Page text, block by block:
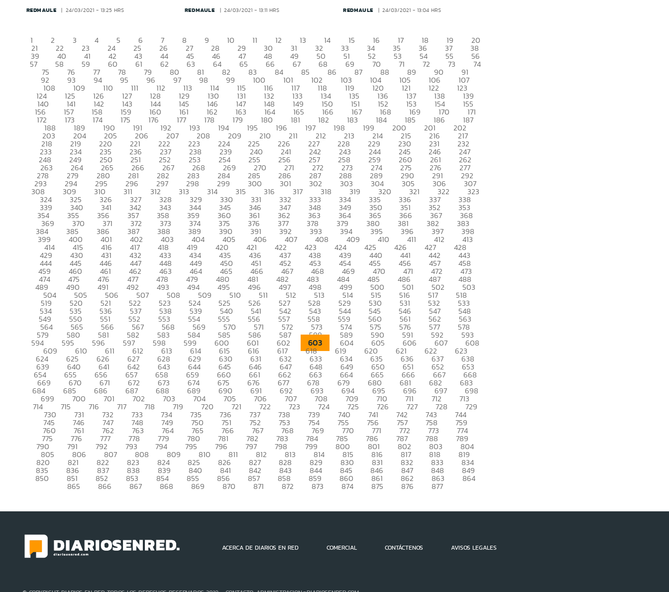
REDMAULE 24/03/2021 - 13:25 HRS REDMAULE 24/03/2021 - 13:11 HRS REDMAULE 24/03/2021 - 13:04 HRS
1 2 3 4 5 6 7 8 9 10 11 12 13 14 15 16 17 18 19 20
21 22 23 24 25 26 27 28 29 30 31 32 33 34 35 36 37 38
39 40 41 42 43 44 45 46 47 48 49 50 51 52 53 54 55 56
57 58 59 60 61 62 63 64 65 66 67 68 69 70 71 72 73 74
75 76 77 78 79 80 81 82 83 84 85 86 87 88 89 90 91
92 93 94 95 96 97 98 99 100 101 102 103 104 105 106 107
108 109 110 111 112 113 114 115 116 117 118 119 120 121 122 123
124 125 126 127 128 129 130 131 132 133 134 135 136 137 138 139
140 141 142 143 144 145 146 147 148 149 150 151 152 153 154 155
156 157 158 159 160 161 162 163 164 165 166 167 168 169 170 171
172 173 174 175 176 177 178 179 180 181 182 183 184 185 186 187
188 189 190 191 192 193 194 195 196 197 198 199 200 201 202
203 204 205 206 207 208 209 210 211 212 213 214 215 216 217
218 219 220 221 222 223 224 225 226 227 228 229 230 231 232
233 234 235 236 237 238 239 240 241 242 243 244 245 246 247
248 249 250 251 252 253 254 255 256 257 258 259 260 261 262
263 264 265 266 267 268 269 270 271 272 273 274 275 276 277
278 279 280 281 282 283 284 285 286 287 288 289 290 291 292
293 294 295 296 297 298 299 300 301 302 303 304 305 306 307
308 309 310 311 312 313 314 315 316 317 318 319 320 321 322 323
324 325 326 327 328 329 330 331 332 333 334 335 336 337 338
339 340 341 342 343 344 345 346 347 348 349 350 351 352 353
354 355 356 357 358 359 360 361 362 363 364 365 366 367 368
369 370 371 372 373 374 375 376 377 378 379 380 381 382 383
384 385 386 387 388 389 390 391 392 393 394 395 396 397 398
399 400 401 402 403 404 405 406 407 408 409 410 411 412 413
414 415 416 417 418 419 420 421 422 423 424 425 426 427 428
429 430 431 432 433 434 435 436 437 438 439 440 441 442 443
444 445 446 447 448 449 450 451 452 453 454 455 456 457 458
459 460 461 462 463 464 465 466 467 468 469 470 471 472 473
474 475 476 477 478 479 480 481 482 483 484 485 486 487 488
489 490 491 492 493 494 495 496 497 498 499 500 501 502 503
504 505 506 507 508 509 510 511 512 513 514 515 516 517 518
519 520 521 522 523 524 525 526 527 528 529 530 531 532 533
534 535 536 537 538 539 540 541 542 543 544 545 546 547 548
549 550 551 552 553 554 555 556 557 558 559 560 561 562 563
564 565 566 567 568 569 570 571 572 573 574 575 576 577 578
579 580 581 582 583 584 585 586 587 588 589 590 591 592 593
594 595 596 597 598 599 600 601 602 603 604 605 606 607 608
609 610 611 612 613 614 615 616 617 618 619 620 621 622 623
624 625 626 627 628 629 630 631 632 633 634 635 636 637 638
639 640 641 642 643 644 645 646 647 648 649 650 651 652 653
654 655 656 657 658 659 660 661 662 663 664 665 666 667 668
669 670 671 672 673 674 675 676 677 678 679 680 681 682 683
684 685 686 687 688 689 690 691 692 693 694 695 696 697 698
699 700 701 702 703 704 705 706 707 708 709 710 711 712 713
714 715 716 717 718 719 720 721 722 723 724 725 726 727 728 729
730 731 732 733 734 735 736 737 738 739 740 741 742 743 744
745 746 747 748 749 750 751 752 753 754 755 756 757 758 759
760 761 762 763 764 765 766 767 768 769 770 771 772 773 774
775 776 777 778 779 780 781 782 783 784 785 786 787 788 789
790 791 792 793 794 795 796 797 798 799 800 801 802 803 804
805 806 807 808 809 810 811 812 813 814 815 816 817 818 819
820 821 822 823 824 825 826 827 828 829 830 831 832 833 834
835 836 837 838 839 840 841 842 843 844 845 846 847 848 849
850 851 852 853 854 855 856 857 858 859 860 861 862 863 864
865 866 867 868 869 870 871 872 873 874 875 876 877
ACERCA DE DIARIOS EN RED COMERCIAL CONTÁCTENOS AVISOS LEGALES